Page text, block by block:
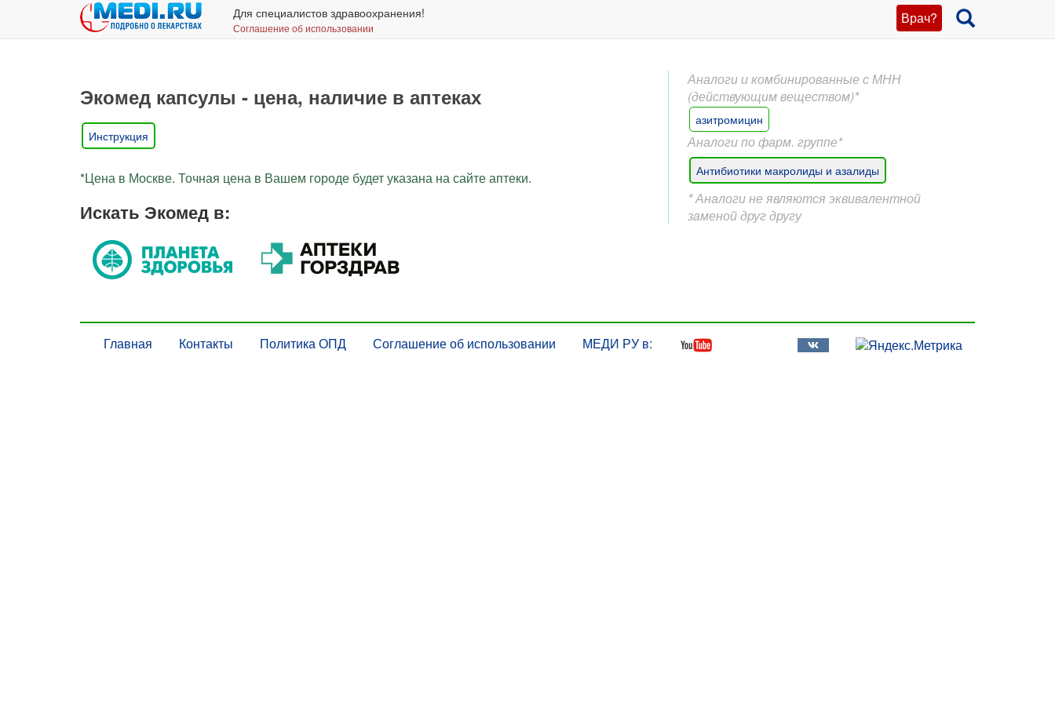
Врач?
Для специалистов здравоохранения!
Соглашение об использовании
Экомед капсулы - цена, наличие в аптеках
Инструкция
*Цена в Москве. Точная цена в Вашем городе будет указана на сайте аптеки.
Искать Экомед в:
Аналоги и комбинированные с МНН
(действующим веществом)*
азитромицин
Аналоги по фарм. группе*
Антибиотики макролиды и азалиды
* Аналоги не являются эквивалентной
заменой друг другу
Главная Контакты Политика ОПД Соглашение об использовании МЕДИ РУ в: